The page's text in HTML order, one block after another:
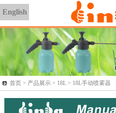
English
首页 > 产品展示 > 18L > 18L手动喷雾器